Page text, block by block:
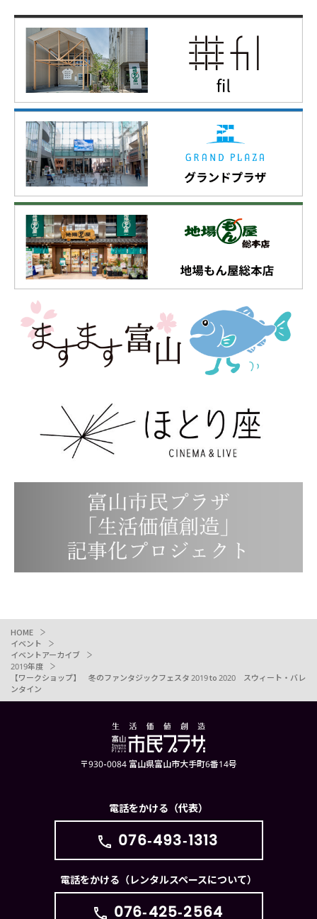
HOME
イベント
イベントアーカイブ
2019年度
【ワークショップ】 冬のファンタジックフェスタ 2019 to 2020 スウィート・バレ
ンタイン
〒930-0084 富山県富山市大手町6番14号
電話をかける（代表）
076-493-1313
電話をかける（レンタルスペースについて）
076-425-2564